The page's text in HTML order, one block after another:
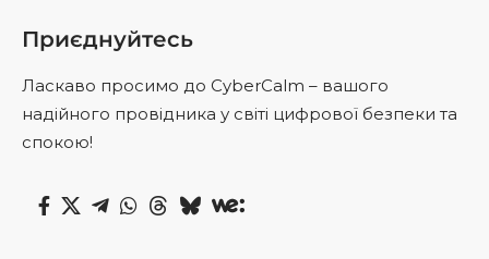
Приєднуйтесь
Ласкаво просимо до CyberCalm – вашого
надійного провідника у світі цифрової безпеки та
спокою!